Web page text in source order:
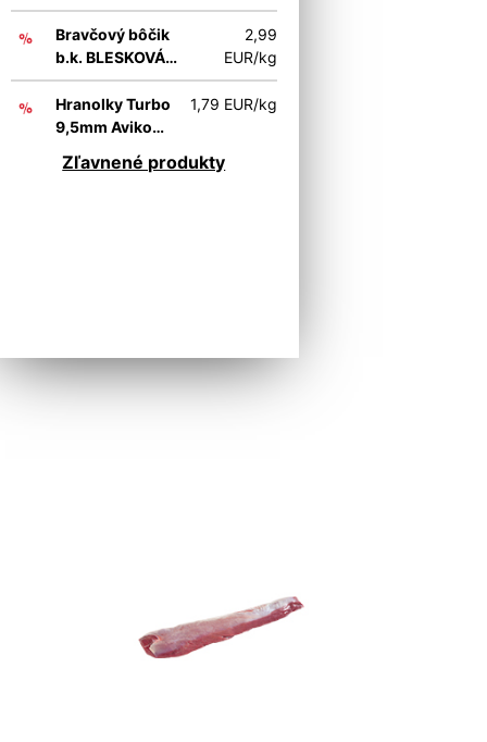
BLESKOVÁ AKCIA
Bravčový bôčik
b.k. BLESKOVÁ
AKCIA
2,99
EUR/kg
Hranolky Turbo
9,5mm Aviko
1,79 EUR/kg
Zľavnené produkty